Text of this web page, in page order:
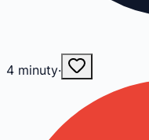
4 minuty·